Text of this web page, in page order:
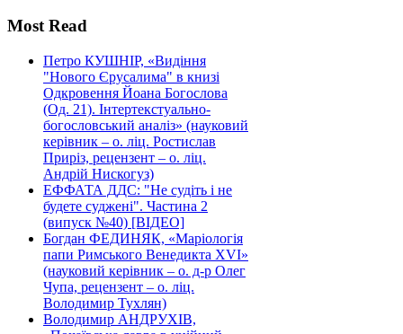
Most Read
Петро КУШНІР, «Видіння
"Нового Єрусалима" в книзі
Одкровення Йоана Богослова
(Од. 21). Інтертекстуально-
богословський аналіз» (науковий
керівник – о. ліц. Ростислав
Приріз, рецензент – о. ліц.
Андрій Нискогуз)
ЕФФАТА ДДС: "Не судіть і не
будете суджені". Частина 2
(випуск №40) [ВІДЕО]
Богдан ФЕДИНЯК, «Маріологія
папи Римського Венедикта XVI»
(науковий керівник – о. д-р Олег
Чупа, рецензент – о. ліц.
Володимир Тухлян)
Володимир АНДРУХІВ,